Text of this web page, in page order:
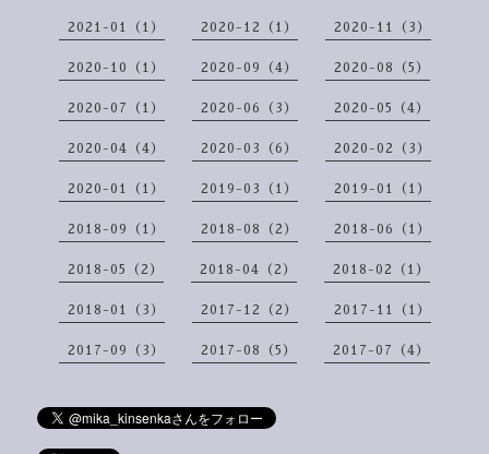
2021-01（1） 2020-12（1） 2020-11（3）
2020-10（1） 2020-09（4） 2020-08（5）
2020-07（1） 2020-06（3） 2020-05（4）
2020-04（4） 2020-03（6） 2020-02（3）
2020-01（1） 2019-03（1） 2019-01（1）
2018-09（1） 2018-08（2） 2018-06（1）
2018-05（2） 2018-04（2） 2018-02（1）
2018-01（3） 2017-12（2） 2017-11（1）
2017-09（3） 2017-08（5） 2017-07（4）